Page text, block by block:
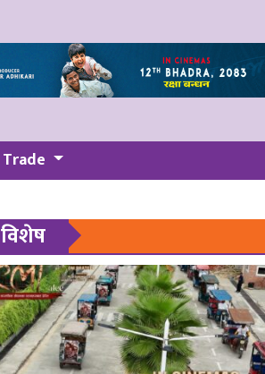
Trade
विशेष